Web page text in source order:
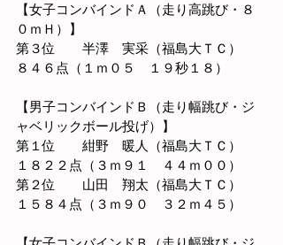
【女子コンバインドＡ（走り高跳び・８
０ｍＨ）】
第３位　　半澤　実采（福島大ＴＣ）
８４６点（１ｍ０５　１９秒１８）
【男子コンバインドＢ（走り幅跳び・ジ
ャベリックボール投げ）】
第１位　　紺野　暖人（福島大ＴＣ）
１８２２点（３ｍ９１　４４ｍ００）
第２位　　山田　翔太（福島大ＴＣ）
１５８４点（３ｍ９０　３２ｍ４５）